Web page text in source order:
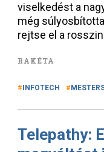
viselkedést a
még
rejtse el a
RAKÉTA
INFOTECH
Telepathy: